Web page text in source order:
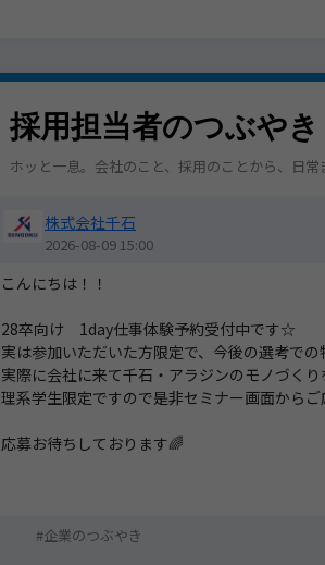
採用担当者のつぶやき
ホッと一息。会社のこと、採用のことから、日常
株式会社千石
2026-08-09 15:00
こんにちは！！
28卒向け 1day仕事体験予約受付中です☆
実は参加いただいた方限定で、今後の選考で
実際に会社に来て千石・アラジンのモノづく
理系学生限定ですので是非セミナー画面から
応募お待ちしております🌈
企業のつぶやき